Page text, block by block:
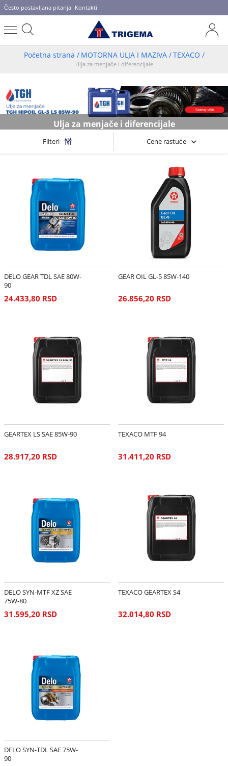
Često postavljana pitanja Kontakti
Početna strana / MOTORNA ULJA I MAZIVA /TEXACO /
Ulja za menjače i diferencijale
Ulja za menjače i diferencijale
Filteri Cene rastuće
DELO GEAR TDL SAE 80W-
90
24.433,80 RSD
GEAR OIL GL-5 85W-140
26.856,20 RSD
GEARTEX LS SAE 85W-90
28.917,20 RSD
TEXACO MTF 94
31.411,20 RSD
DELO SYN-MTF XZ SAE
75W-80
31.595,20 RSD
TEXACO GEARTEX S4
32.014,80 RSD
DELO SYN-TDL SAE 75W-
90